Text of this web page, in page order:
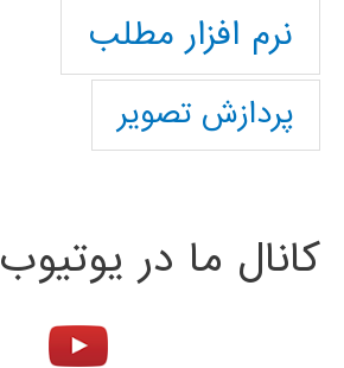
نرم افزار مطلب
پردازش تصویر
کانال ما در یوتیوب